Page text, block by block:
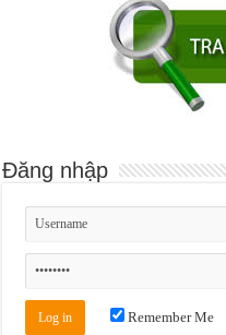
Đăng nhập
Remember Me